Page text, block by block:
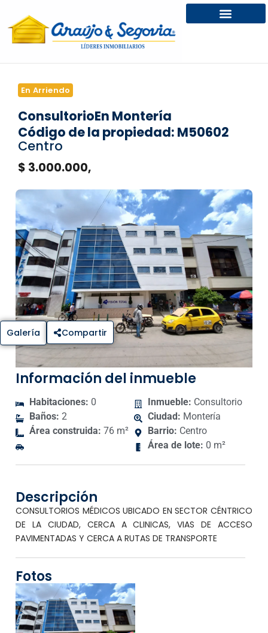
En Arriendo
ConsultorioEn Montería
Código de la propiedad: M50602
Centro
$ 3.000.000,
Galería Compartir
Información del inmueble
Habitaciones: 0
Baños: 2
Área construida: 76 m²
Inmueble: Consultorio
Ciudad: Montería
Barrio: Centro
Área de lote: 0 m²
Descripción
CONSULTORIOS MÉDICOS UBICADO EN SECTOR CÉNTRICO
DE LA CIUDAD, CERCA A CLINICAS, VIAS DE ACCESO
PAVIMENTADAS Y CERCA A RUTAS DE TRANSPORTE
Fotos